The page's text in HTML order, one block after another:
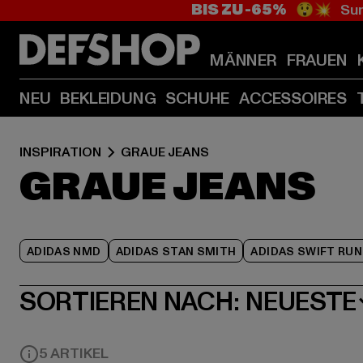
BIS ZU -65% 😲💥
MÄNNER FRAUEN
NEU BEKLEIDUNG SCHUHE ACCESSOIRES
INSPIRATION GRAUE JEANS
GRAUE JEANS
ADIDAS NMD ADIDAS STAN SMITH ADIDAS SWIFT RUN
SORTIEREN NACH: NEUESTE
5 ARTIKEL